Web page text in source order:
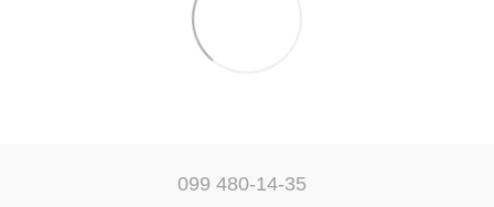
099 480-14-35